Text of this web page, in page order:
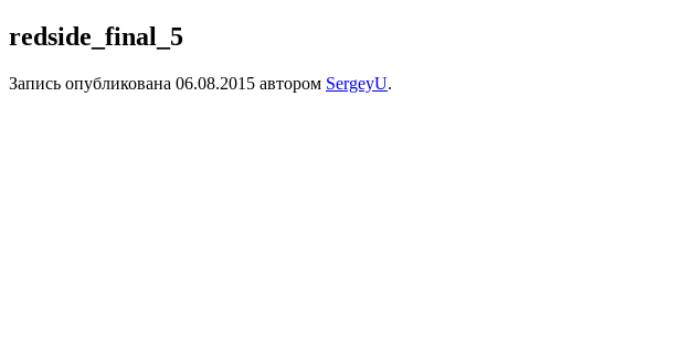
redside_final_5
Запись опубликована 06.08.2015 автором SergeyU.